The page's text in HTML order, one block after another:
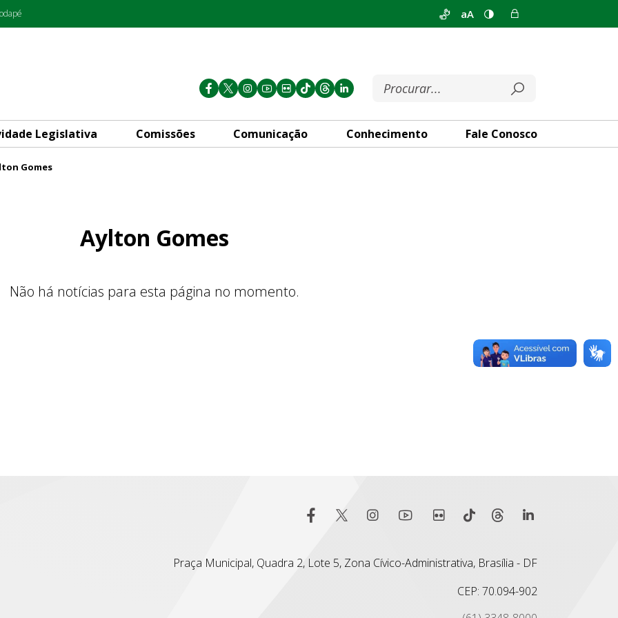
aA
Legislativa Comissões Comunicação Conhecimento Fale Conosco
Gomes
Aylton Gomes
Não há notícias para esta página no momento.
Praça Municipal, Quadra 2, Lote 5, Zona Cívico-Administrativa, Brasília - DF
CEP: 70.094-902